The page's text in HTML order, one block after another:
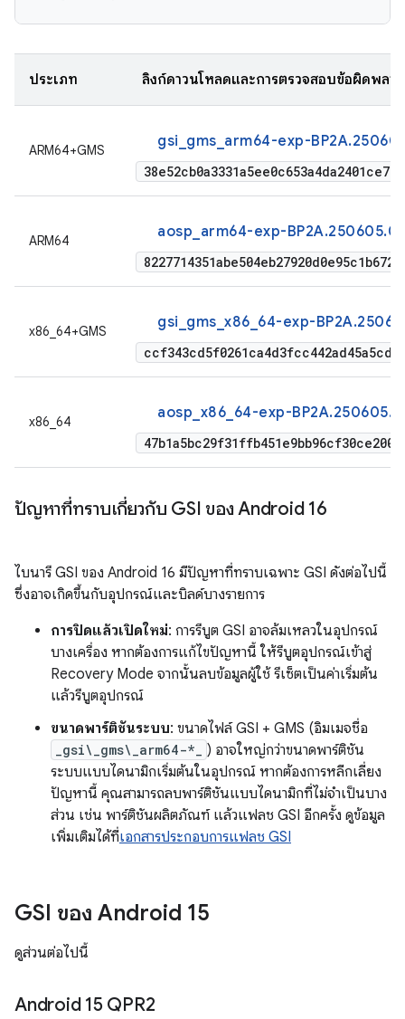
ประเภท ลิงก์ดาวน์โหลดและการตรวจสอบข้อผิดพลา
ARM64+GMS gsi_gms_arm64-exp-
ARM64 aosp_arm64-exp-
x86_64+GMS gsi_gms_x86_64-exp-
x86_64 aosp_x86_64-exp-
ปัญหาที่ทราบเกี่ยวกับ GSI ของ Android 16
ไบนารี GSI ของ Android 16 มีปัญหาที่ทราบเฉพาะ GSI ดังต่อไปนี้
ซึ่งอาจเกิดขึ้นกับอุปกรณ์และบิลด์บางรายการ
การปิดแล้วเปิดใหม่: การรีบูต GSI อาจล้มเหลวในอุปกรณ์
บางเครื่อง หากต้องการแก้ไขปัญหานี้ ให้รีบูตอุปกรณ์เข้าสู่
Recovery Mode จากนั้นลบข้อมูลผู้ใช้ รีเซ็ตเป็นค่าเริ่มต้น
แล้วรีบูตอุปกรณ์
ขนาดพาร์ติชันระบบ: ขนาดไฟล์ GSI + GMS (อิมเมจชื่อ
_gsi\_gms\_arm64-*_
) อาจใหญ่กว่าขนาดพาร์ติชัน
ระบบแบบไดนามิกเริ่มต้นในอุปกรณ์ หากต้องการหลีกเลี่ยง
ปัญหานี้ คุณสามารถลบพาร์ติชันแบบไดนามิกที่ไม่จำเป็นบาง
ส่วน เช่น พาร์ติชันผลิตภัณฑ์ แล้วแฟลช GSI อีกครั้ง ดูข้อมูล
เพิ่มเติมได้ที่เอกสารประกอบการแฟลช GSI
GSI ของ Android 15
ดูส่วนต่อไปนี้
Android 15 QPR2